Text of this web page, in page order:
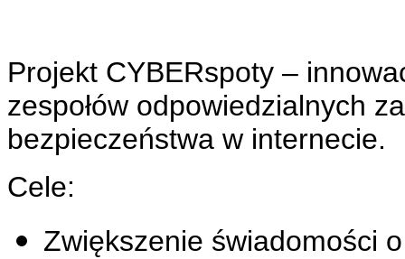
Projekt CYBERspoty –
zespołów odpowiedzialnych
bezpieczeństwa w internecie.
Cele:
Zwiększenie świadomości